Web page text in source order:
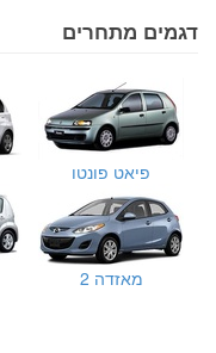
דגמים מתחרים
פיאט פונטו
מאזדה 2